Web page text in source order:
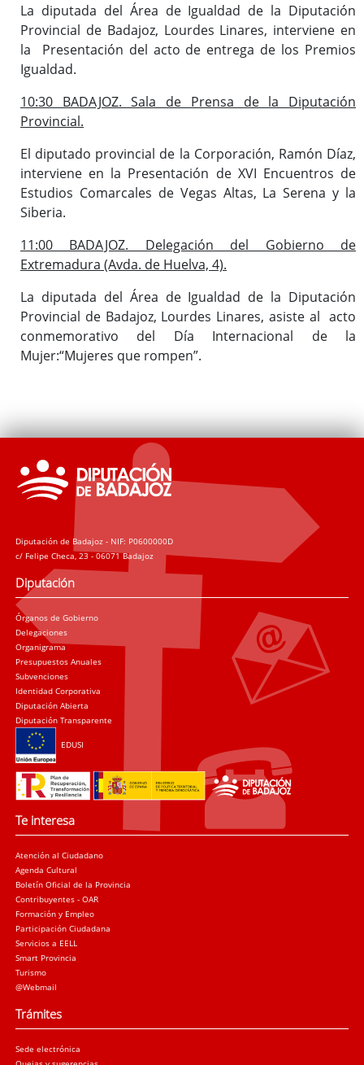
La diputada del Área de Igualdad de la Diputación
Provincial de Badajoz, Lourdes Linares, interviene en
la Presentación del acto de entrega de los Premios
Igualdad.
10:30 BADAJOZ. Sala de Prensa de la Diputación
Provincial.
El diputado provincial de la Corporación, Ramón Díaz,
interviene en la Presentación de XVI Encuentros de
Estudios Comarcales de Vegas Altas, La Serena y la
Siberia.
11:00 BADAJOZ. Delegación del Gobierno de
Extremadura (Avda. de Huelva, 4).
La diputada del Área de Igualdad de la Diputación
Provincial de Badajoz, Lourdes Linares, asiste al acto
conmemorativo del Día Internacional de la
Mujer:“Mujeres que rompen”.
Diputación de Badajoz - NIF: P0600000D
c/ Felipe Checa, 23 - 06071 Badajoz
Diputación
Órganos de Gobierno
Delegaciones
Organigrama
Presupuestos Anuales
Subvenciones
Identidad Corporativa
Diputación Abierta
Diputación Transparente
EDUSI
Te interesa
Atención al Ciudadano
Agenda Cultural
Boletín Oficial de la Provincia
Contribuyentes - OAR
Formación y Empleo
Participación Ciudadana
Servicios a EELL
Smart Provincia
Turismo
@Webmail
Trámites
Sede electrónica